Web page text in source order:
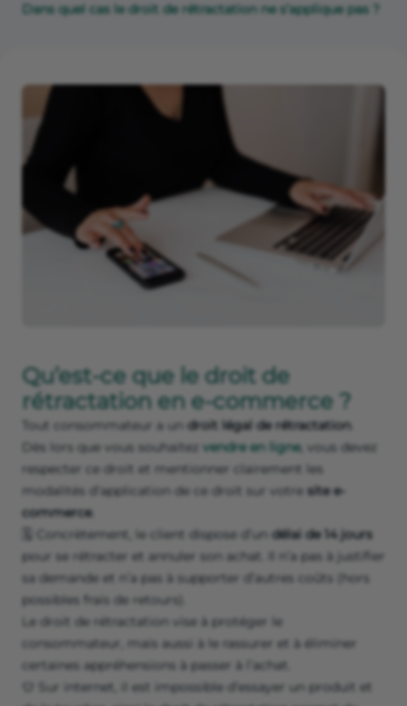
Dans quel cas le droit de rétractation ne s’applique pas ?
Qu’est-ce que le droit de
rétractation en e-commerce ?
Tout consommateur a un droit légal de rétractation.
Dès lors que vous souhaitez vendre en ligne, vous devez
respecter ce droit et mentionner clairement les
modalités d’application de ce droit sur votre site e-
commerce.
🗓 Concrètement, le client dispose d’un délai de 14 jours
pour se rétracter et annuler son achat. Il n’a pas à justifier
sa demande et n’a pas à supporter d’autres coûts (hors
possibles frais de retours).
Le droit de rétractation vise à protéger le
consommateur, mais aussi à le rassurer et à éliminer
certaines appréhensions à passer à l’achat.
👕 Sur internet, il est impossible d’essayer un produit et